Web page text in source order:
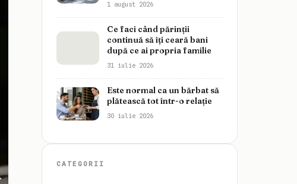
1 august 2026
Ce faci când părinții
continuă să îți ceară bani
după ce ai propria familie
31 iulie 2026
Este normal ca un bărbat să
plătească tot într-o relație
30 iulie 2026
CATEGORII